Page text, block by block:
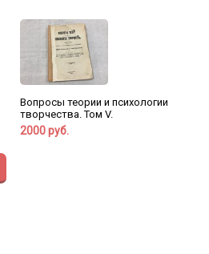
Вопросы теории и психологии
творчества. Том V.
2000 руб.